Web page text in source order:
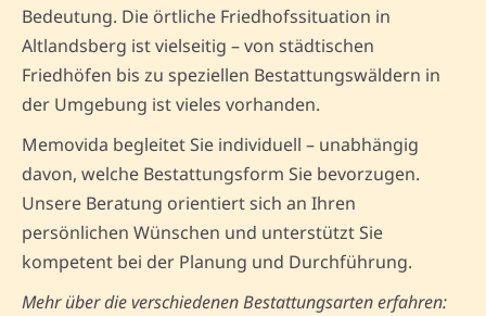
Bedeutung. Die örtliche Friedhofssituation in
Altlandsberg ist vielseitig – von städtischen
Friedhöfen bis zu speziellen Bestattungswäldern in
der Umgebung ist vieles vorhanden.
Memovida begleitet Sie individuell – unabhängig
davon, welche Bestattungsform Sie bevorzugen.
Unsere Beratung orientiert sich an Ihren
persönlichen Wünschen und unterstützt Sie
kompetent bei der Planung und Durchführung.
Mehr über die verschiedenen Bestattungsarten erfahren: